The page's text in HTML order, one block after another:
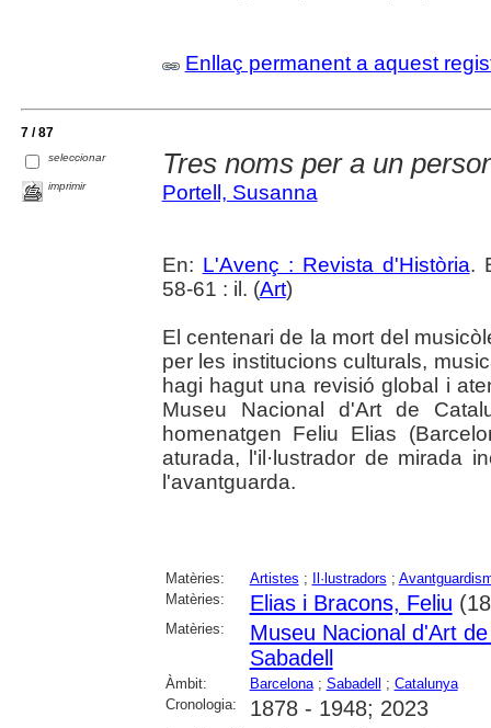
Enllaç permanent a aquest
7 / 87
seleccionar
imprimir
Tres noms per a un
Portell, Susanna
En: L'Avenç : Revista d'Història.
58-61 : il. (Art)
El centenari de la mort del
per les institucions culturals,
hagi hagut una revisió global i
Museu Nacional d'Art de
homenatgen Feliu Elias
aturada, l'il·lustrador de mirada
l'avantguarda.
Matèries: Artistes ; Il·lustradors ;
Matèries:
Elias i Bracons, Feliu
Matèries:
Museu Nacional d'Art
Sabadell
Àmbit: Barcelona; Sabadell ; Catalunya
Cronologia:
1878 - 1948; 2023